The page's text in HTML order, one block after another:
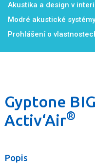
Akustika a design v
Modré akustické
Prohlášení o
Gyptone
Activ‘Air®
Popis